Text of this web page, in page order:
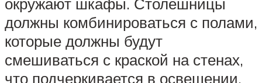
должны комбинироваться с полами,
которые должны будут
смешиваться с краской на стенах,
что подчеркивается в освещении.